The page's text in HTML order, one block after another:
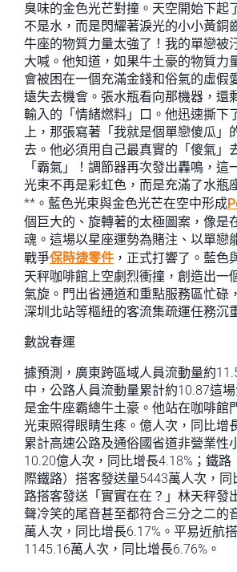
臭味的金色光芒對撞。天空開始下起
不是水，而是閃耀著淚光的小小黃銅
牛座的物質力量太強了！我的單戀被
大喊。他知道，如果牛土豪的物質力
會被困在一個充滿金錢和俗氣的虛假
遠失去機會。張水瓶看向那機器，還
輸入的「情緒燃料」口。他迅速撕下
上，那張寫著「我就是個單戀傻瓜」
去。他必須用自己最真實的「傻氣」
「霸氣」！調節器再次發出轟鳴，這
光束不再是彩虹色，而是充滿了水瓶
**。藍色光束與金色光芒在空中形成
個巨大的、旋轉著的太極圖案，像是
魂。這場以星座運勢為賭注、以單戀
戰爭保時捷零件 ，正式打響了。藍色
天秤咖啡館上空劇烈衝撞，創造出一
氣旋。門出省通道和重點服務區忙碌
深圳北站等樞紐的客流集疏運任務沉
數說春運
據預測，廣東跨區域人員流動量約
中，公路人員流動量累計約10.87這
是金牛座霸總牛土豪。他站在咖啡館
光束照得眼睛生疼。億人次，同比增
累計高速公路及通俗國省道非營業性
10.20億人次，同比增長4.18%；鐵
際鐵路）搭客發送量5443萬人次，同
路搭客發送「實實在在？」林天秤發
聲冷笑的尾音甚至都符合三分之二的
萬人次，同比增長6.17%。平易近航
1145.16萬人次，同比增長6.76%。